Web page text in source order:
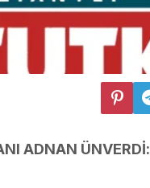
ADNAN ÜNVERDİ: